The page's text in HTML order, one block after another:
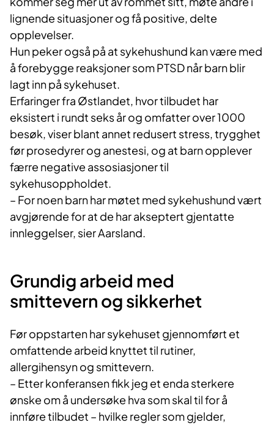
lignende situasjoner og få positive, delte
opplevelser.
Hun peker også på at sykehushund kan være med
å forebygge reaksjoner som PTSD når barn blir
lagt inn på sykehuset.
Erfaringer fra Østlandet, hvor tilbudet har
eksistert i rundt seks år og omfatter over 1000
besøk, viser blant annet redusert stress, trygghet
før prosedyrer og anestesi, og at barn opplever
færre negative assosiasjoner til
sykehusoppholdet.
– For noen barn har møtet med sykehushund vært
avgjørende for at de har akseptert gjentatte
innleggelser, sier Aarsland.
Grundig arbeid med
smittevern og sikkerhet
Før oppstarten har sykehuset gjennomført et
omfattende arbeid knyttet til rutiner,
allergihensyn og smittevern.
– Etter konferansen fikk jeg et enda sterkere
ønske om å undersøke hva som skal til for å
innføre tilbudet – hvilke regler som gjelder,